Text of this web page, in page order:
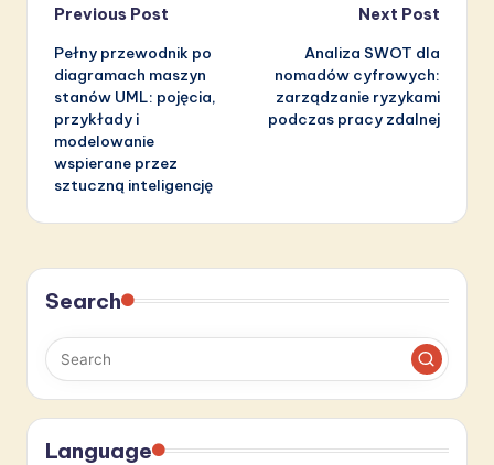
Post
navigation
Previous Post
Pełny przewodnik po
diagramach maszyn
stanów UML: pojęcia,
przykłady i
modelowanie
wspierane przez
sztuczną inteligencję
Next Post
Analiza SWOT dla
nomadów cyfrowych:
zarządzanie ryzykami
podczas pracy zdalnej
Search
Language